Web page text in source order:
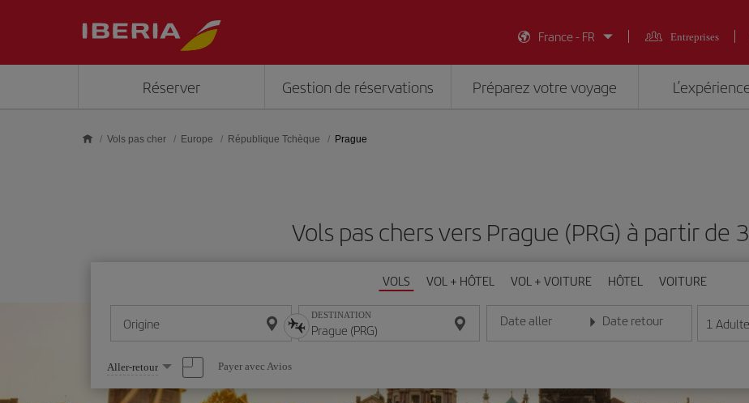
France - FR
Entreprises
Réserver Gestion de réservations Préparez votre voyage
Vols pas cher Europe République Tchèque Prague
Vols pas chers vers Prague (PRG) à partir de
VOLS VOL + HÔTEL VOL + VOITURE HÔTEL VOITURE
Origine DESTINATION Date aller
Entrez la date au format jour/mois/année
Date retour
Entrez la date au format jour/mois/
1 Adulte
Sélectionnez
une
option
Aller-retour Payer avec Avios